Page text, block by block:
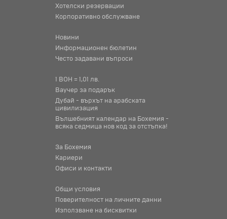
Хотелски резервации
Корпоративно обслужване
Новини
Информационен бюлетин
Често задавани въпроси
1 BOH = 1,01 лв.
Ваучер за подарък
Дубай - върхът на арабската
цивилизация
Вълшебният календар на Бохемия -
всяка седмица нов код за отстъпка!
За Бохемия
Кариери
Офиси и контакти
Общи условия
Поверителност на личните данни
Използване на бисквитки